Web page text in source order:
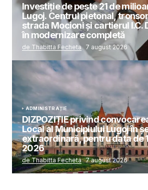
Investiție de peste 21 de
Lugoj. Centrul pietonal,
strada Mocioni și cartierul I.C.
în modernizare completă
de Thabitta Fecheta 7 august 2026
ADMINISTRAȚIE
DIZPOZIȚIE privind
Local al Municipiului Lugoj în
extraordinară, pentru data de
2026
de Thabitta Fecheta 7 august 2026